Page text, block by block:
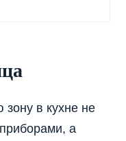
зону в кухне не
а